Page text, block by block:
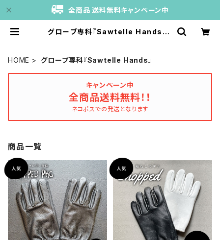
全商品 送料無料キャンペーン中
グローブ専科『Sawtelle Hands』 |
HOME グローブ専科『Sawtelle Hands』
キャンペーン中
全商品送料無料！！
ネコポスでの発送となります
商品一覧